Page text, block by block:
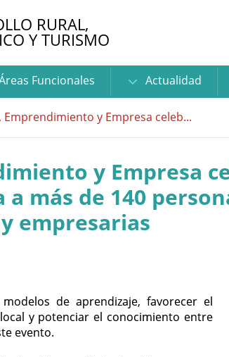
RURAL,
Y TURISMO
Funcionales Actualidad
Emprendimiento y Empresa celeb...
y Empresa
más de 140
empresarias
de aprendizaje, favorecer el
y potenciar el conocimiento entre
evento.